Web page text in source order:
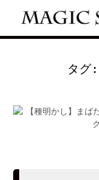
タグ: